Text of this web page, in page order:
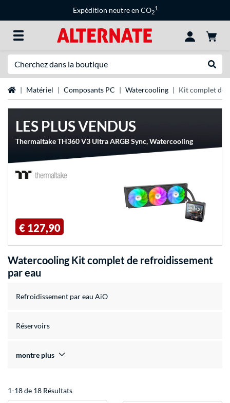
Expédition neutre en CO2
1
Page d'accueil
Matériel Composants PC Watercooling Kit complet de
LES PLUS VENDUS
Thermaltake TH360 V3 Ultra ARGB Sync, Watercooling
€ 127,90
Watercooling Kit complet de refroidissement
par eau
Refroidissement par eau AiO
Réservoirs
montre plus
1-18 de 18 Résultats